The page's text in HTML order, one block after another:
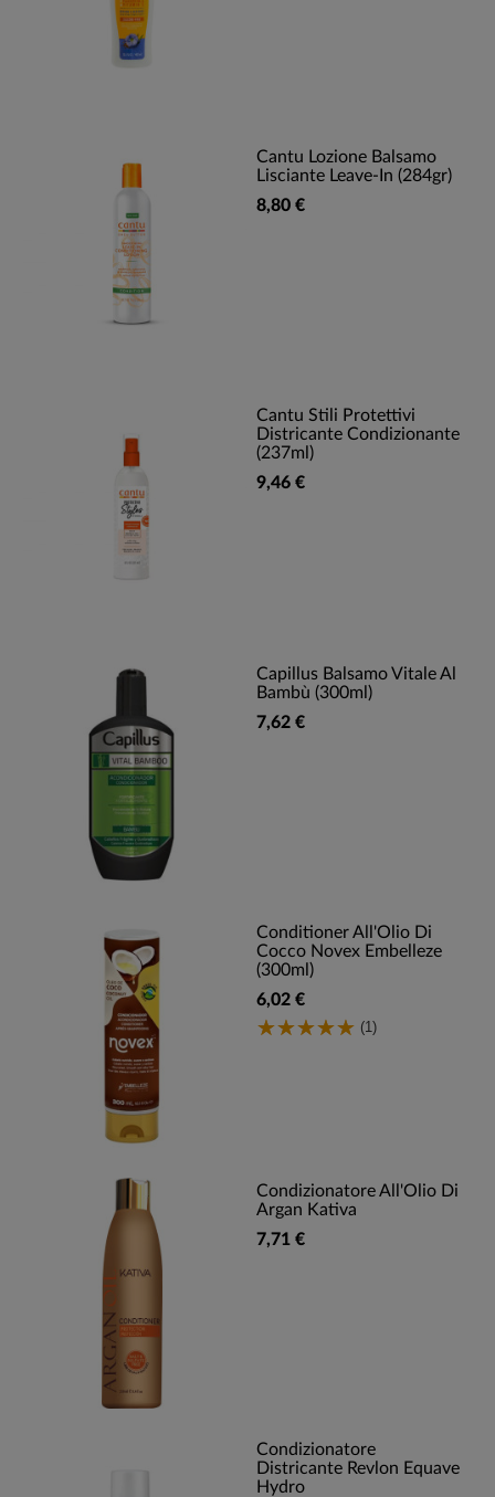
Cantu Lozione Balsamo
Lisciante Leave-In (284gr)
8,80 €
Cantu Stili Protettivi
Districante Condizionante
(237ml)
9,46 €
Capillus Balsamo Vitale Al
Bambù (300ml)
7,62 €
Conditioner All'Olio Di
Cocco Novex Embelleze
(300ml)
6,02 €
(1)
Condizionatore All'Olio Di
Argan Kativa
7,71 €
Condizionatore
Districante Revlon Equave
Hydro